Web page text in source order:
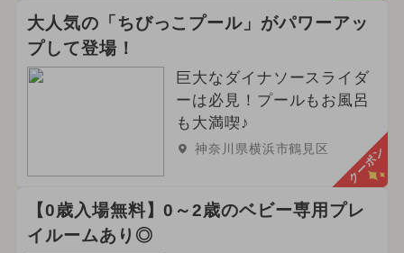
大人気の「ちびっこプール」がパワーアッ
プして登場！
巨大なダイナソースライダ
ーは必見！プールもお風呂
も大満喫♪
神奈川県横浜市鶴見区 クーポン
【0歳入場無料】0～2歳のベビー専用プレ
イルームあり◎